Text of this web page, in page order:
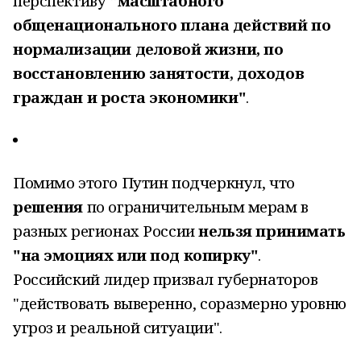
общенационального плана действийпо
нормализации деловой жизни, по
восстановлению занятости, доходов
граждан и роста экономики".
Помимо этого Путин подчеркнул, что
решения по ограничительным мерам в
разных регионах Россиинельзя принимать
"на эмоциях или под копирку".
Российский лидер призвал губернаторов
"действовать выверенно, соразмерно уровню
угроз и реальной ситуации".